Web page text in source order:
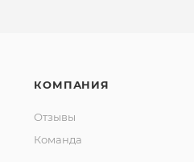
КОМПАНИЯ
Отзывы
Команда